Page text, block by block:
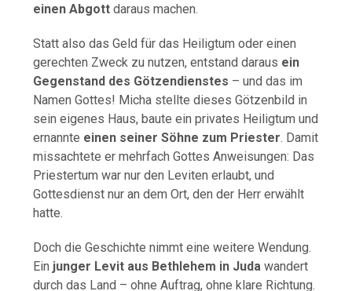
einen Abgott daraus machen.
Statt also das Geld für das Heiligtum oder einen
gerechten Zweck zu nutzen, entstand daraus ein
Gegenstand des Götzendienstes – und das im
Namen Gottes! Micha stellte dieses Götzenbild in
sein eigenes Haus, baute ein privates Heiligtum und
ernannte einen seiner Söhne zum Priester. Damit
missachtete er mehrfach Gottes Anweisungen: Das
Priestertum war nur den Leviten erlaubt, und
Gottesdienst nur an dem Ort, den der Herr erwählt
hatte.
Doch die Geschichte nimmt eine weitere Wendung.
Ein junger Levit aus Bethlehem in Juda wandert
durch das Land – ohne Auftrag, ohne klare Richtung.